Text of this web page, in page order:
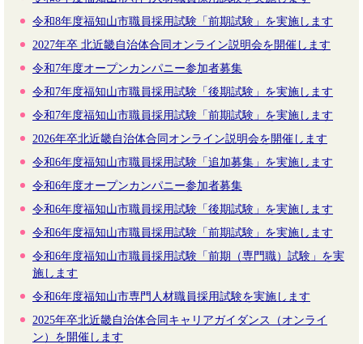
令和8年度福知山市職員採用試験「前期試験」を実施します
2027年卒 北近畿自治体合同オンライン説明会を開催します
令和7年度オープンカンパニー参加者募集
令和7年度福知山市職員採用試験「後期試験」を実施します
令和7年度福知山市職員採用試験「前期試験」を実施します
2026年卒北近畿自治体合同オンライン説明会を開催します
令和6年度福知山市職員採用試験「追加募集」を実施します
令和6年度オープンカンパニー参加者募集
令和6年度福知山市職員採用試験「後期試験」を実施します
令和6年度福知山市職員採用試験「前期試験」を実施します
令和6年度福知山市職員採用試験「前期（専門職）試験」を実
施します
令和6年度福知山市専門人材職員採用試験を実施します
2025年卒北近畿自治体合同キャリアガイダンス（オンライ
ン）を開催します